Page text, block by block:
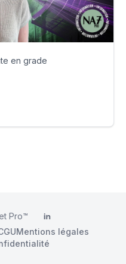
en grade
Pro™ LinkedIn
Mentions légales